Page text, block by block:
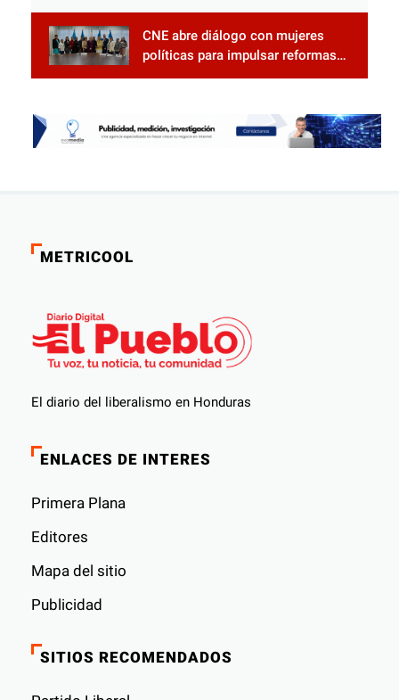
CNE abre diálogo con mujeres
políticas para impulsar reformas
electorales
METRICOOL
El diario del liberalismo en Honduras
ENLACES DE INTERES
Primera Plana
Editores
Mapa del sitio
Publicidad
SITIOS RECOMENDADOS